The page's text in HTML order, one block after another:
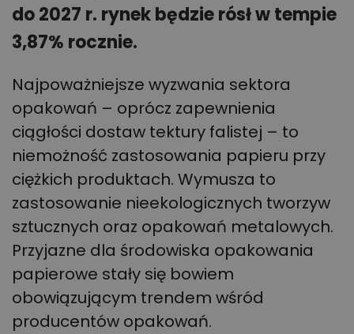
do 2027 r. rynek będzie rósł w tempie
3,87% rocznie.
Najpoważniejsze wyzwania sektora
opakowań – oprócz zapewnienia
ciągłości dostaw tektury falistej – to
niemożność zastosowania papieru przy
ciężkich produktach. Wymusza to
zastosowanie nieekologicznych tworzyw
sztucznych oraz opakowań metalowych.
Przyjazne dla środowiska opakowania
papierowe stały się bowiem
obowiązującym trendem wśród
producentów opakowań.